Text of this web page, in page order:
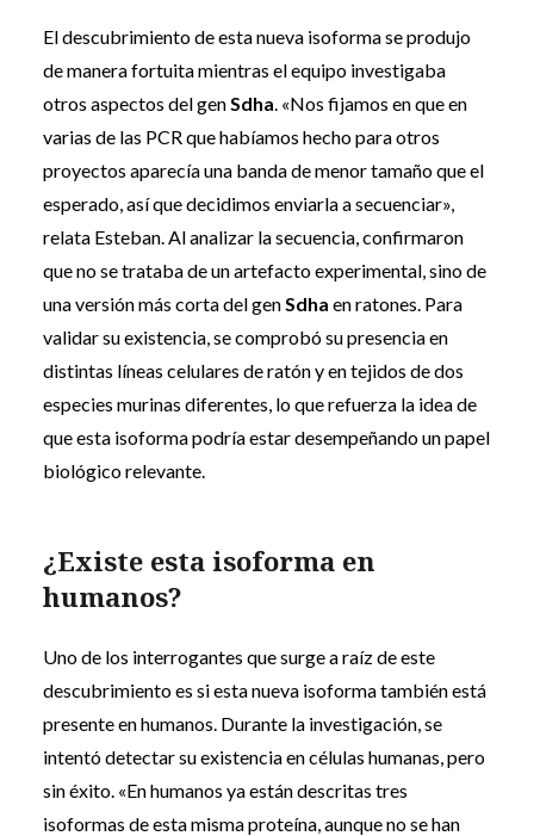
El descubrimiento de esta nueva isoforma se produjo
de manera fortuita mientras el equipo investigaba
otros aspectos del gen Sdha . «Nos fijamos en que en
varias de las PCR que habíamos hecho para otros
proyectos aparecía una banda de menor tamaño que el
esperado, así que decidimos enviarla a secuenciar»,
relata Esteban. Al analizar la secuencia, confirmaron
que no se trataba de un artefacto experimental, sino de
una versión más corta del gen Sdha en ratones. Para
validar su existencia, se comprobó su presencia en
distintas líneas celulares de ratón y en tejidos de dos
especies murinas diferentes, lo que refuerza la idea de
que esta isoforma podría estar desempeñando un papel
biológico relevante.
¿Existe esta isoforma en
humanos?
Uno de los interrogantes que surge a raíz de este
descubrimiento es si esta nueva isoforma también está
presente en humanos. Durante la investigación, se
intentó detectar su existencia en células humanas, pero
sin éxito. «En humanos ya están descritas tres
isoformas de esta misma proteína, aunque no se han